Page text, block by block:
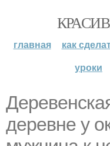
главная как
уроки
деревне у